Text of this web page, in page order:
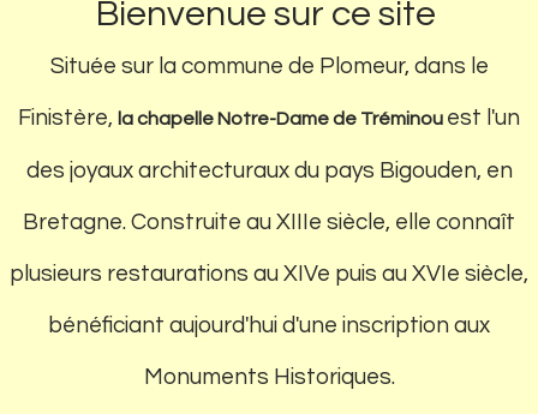
Bienvenue sur ce site
Située sur la commune de Plomeur, dans le
Finistère, la chapelle Notre-Dame de Tréminou est l'un
des joyaux architecturaux du pays Bigouden, en
Bretagne. Construite au XIIIe siècle, elle connaît
plusieurs restaurations au XIVe puis au XVIe siècle,
bénéficiant aujourd'hui d'une inscription aux
Monuments Historiques.